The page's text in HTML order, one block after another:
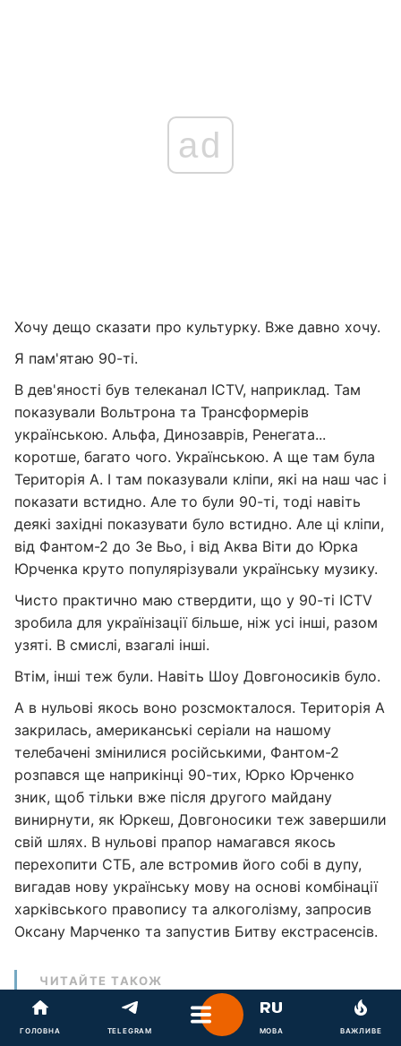
ad
Хочу дещо сказати про культурку. Вже давно хочу.
Я пам'ятаю 90-ті.
В дев'яності був телеканал ICTV, наприклад. Там
показували Вольтрона та Трансформерів
українською. Альфа, Динозаврів, Ренегата...
коротше, багато чого. Українською. А ще там була
Територія А. І там показували кліпи, які на наш час і
показати встидно. Але то були 90-ті, тоді навіть
деякі західні показувати було встидно. Але ці кліпи,
від Фантом-2 до Зе Вьо, і від Аква Віти до Юрка
Юрченка круто популярізували українську музику.
Чисто практично маю ствердити, що у 90-ті ICTV
зробила для українізації більше, ніж усі інші, разом
узяті. В смислі, взагалі інші.
Втім, інші теж були. Навіть Шоу Довгоносиків було.
А в нульові якось воно розсмокталося. Територія А
закрилась, американські серіали на нашому
телебачені змінилися російськими, Фантом-2
розпався ще наприкінці 90-тих, Юрко Юрченко
зник, щоб тільки вже після другого майдану
винирнути, як Юркеш, Довгоносики теж завершили
свій шлях. В нульові прапор намагався якось
перехопити СТБ, але встромив його собі в дупу,
вигадав нову українську мову на основі комбінації
харківського правопису та алкоголізму, запросив
Оксану Марченко та запустив Битву екстрасенсів.
ЧИТАЙТЕ ТАКОЖ
Почему украинцы по-прежнему
социализируются в русскоязычном
ГОЛОВНА TELEGRAM МОВА ВАЖЛИВЕ